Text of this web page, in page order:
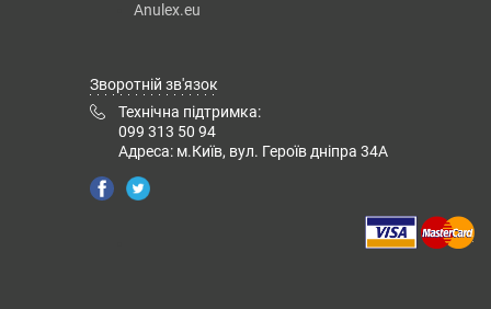
Anulex.eu
Зворотній зв'язок
Технічна підтримка:
099 313 50 94
Адреса: м.Київ, вул. Героїв дніпра 34А